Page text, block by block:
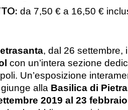
da 7,50 € a 16,50 €
, dal 26 settembre,
con un’intera sezione
Un’esposizione
giunge alla Basilica di
2019 al 23